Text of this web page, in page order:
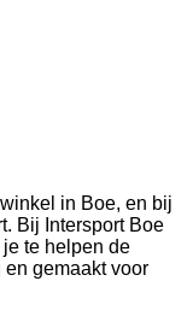
in Boe, en bij
Bij Intersport Boe
te helpen de
gemaakt voor